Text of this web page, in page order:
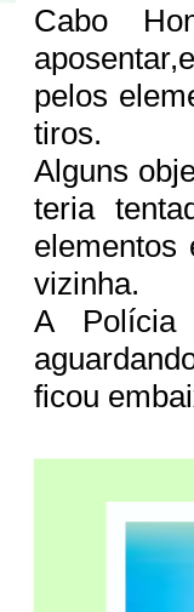
Cabo
pelos
tiros.
Alguns
teria
vizinha.
A Polícia
ficou